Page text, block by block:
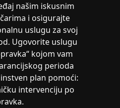
našim iskusnim
i osigurajte
uslugu za svoj
Ugovorite uslugu
kojom vam
perioda
plan pomoći:
intervenciju po